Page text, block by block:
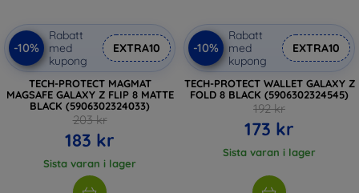
-10%
Rabatt
med
kupong
EXTRA10
TECH-PROTECT MAGMAT
MAGSAFE GALAXY Z FLIP 8 MATTE
BLACK (5906302324033)
203 kr
183 kr
Sista varan i lager
-10%
Rabatt
med
kupong
EXTRA10
TECH-PROTECT WALLET GALAXY Z
FOLD 8 BLACK (5906302324545)
192 kr
173 kr
Sista varan i lager